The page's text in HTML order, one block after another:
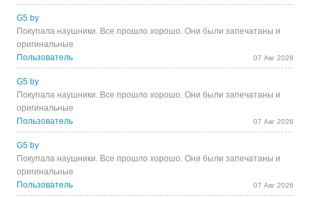
G5 by
Покупала наушники. Все прошло хорошо. Они были запечатаны и
оригинальные
Пользователь
07 Авг 2026
G5 by
Покупала наушники. Все прошло хорошо. Они были запечатаны и
оригинальные
Пользователь
07 Авг 2026
G5 by
Покупала наушники. Все прошло хорошо. Они были запечатаны и
оригинальные
Пользователь
07 Авг 2026